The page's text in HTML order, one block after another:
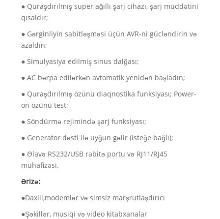
● Quraşdırılmış super ağıllı şarj cihazı, şarj müddətini
qısaldır;
● Gərginliyin sabitləşməsi üçün AVR-ni gücləndirin və
azaldın;
● Simulyasiya edilmiş sinus dalğası;
● AC bərpa edilərkən avtomatik yenidən başladın;
● Quraşdırılmış özünü diaqnostika funksiyası; Power-
on özünü test;
● Söndürmə rejimində şarj funksiyası;
● Generator dəsti ilə uyğun gəlir (isteğe bağlı);
● Əlavə RS232/USB rabitə portu və RJ11/RJ45
mühafizəsi.
Ərizə:
●Daxili,modemlər və simsiz marşrutlaşdırıcı
●Şəkillər, musiqi və video kitabxanalar